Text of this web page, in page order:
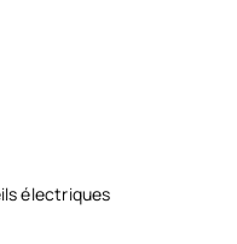
électriques